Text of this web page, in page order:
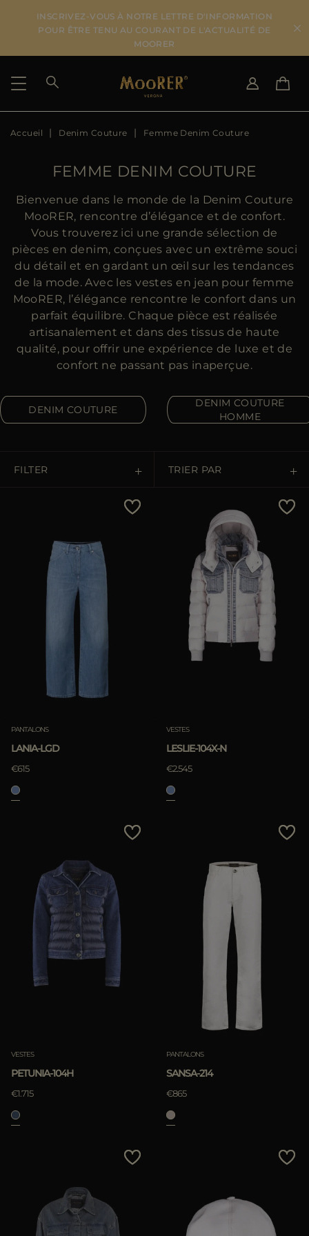
INSCRIVEZ-VOUS À NOTRE LETTRE D'INFORMATION
POUR ÊTRE TENU AU COURANT DE L'ACTUALITÉ DE
MOORER
PAYS DE LIVRAISON
DE
DK
FR
CA
ES
PLUS DE PAYS
CHANGER DE LANGUE
FR
Accueil Denim Couture Femme Denim Couture
FEMME DENIM COUTURE
Bienvenue dans le monde de la Denim Couture
MooRER, rencontre d’élégance et de confort.
Vous trouverez ici une grande sélection de
pièces en denim, conçues avec un extrême souci
du détail et en gardant un œil sur les tendances
de la mode. Avec les vestes en jean pour femme
MooRER, l’élégance rencontre le confort dans un
parfait équilibre. Chaque pièce est réalisée
artisanalement et dans des tissus de haute
qualité, pour offrir une expérience de luxe et de
confort ne passant pas inaperçue.
DENIM COUTURE
DENIM COUTURE
HOMME
FILTER TRIER PAR
Prix Décroissant
Les Plus Vendus
Les Plus Populaires
PANTALONS
LANIA-LGD
€615
VESTES
LESLIE-104X-N
€2.545
VESTES
PETUNIA-104H
€1.715
PANTALONS
SANSA-214
€865